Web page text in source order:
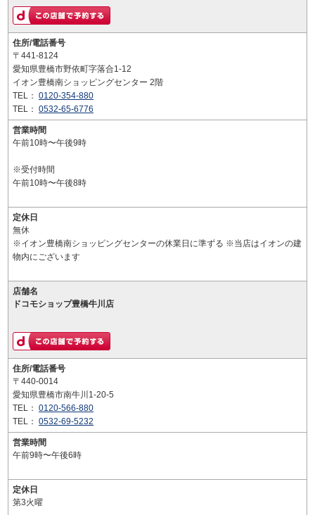
住所/電話番号
〒441-8124
愛知県豊橋市野依町字落合1-12
イオン豊橋南ショッピングセンター 2階
TEL： 0120-354-880
TEL： 0532-65-6776
営業時間
午前10時〜午後9時
※受付時間
午前10時〜午後8時
定休日
無休
※イオン豊橋南ショッピングセンターの休業日に準ずる ※当店はイオンの建
物内にございます
店舗名
ドコモショップ豊橋牛川店
住所/電話番号
〒440-0014
愛知県豊橋市南牛川1-20-5
TEL： 0120-566-880
TEL： 0532-69-5232
営業時間
午前9時〜午後6時
定休日
第3火曜